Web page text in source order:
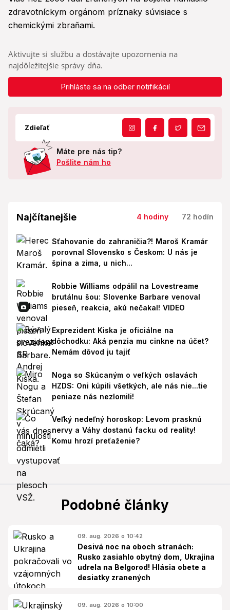
zdravotníckym orgánom príznaky súvisiace s
chemickými zbraňami.
Aktivujte si službu a dostávajte upozornenia na
najdôležitejšie správy dňa.
Prihláste sa na odber notifikácií
Zdieľať
Máte pre nás tip?
Pošlite nám ho
Najčítanejšie 4 hodiny 72 hodín
Sťahovanie do zahraničia?! Maroš Kramár
porovnal Slovensko s Českom: U nás je
špina a zima, u nich...
Robbie Williams odpálil na Lovestreame
brutálnu šou: Slovenke Barbare venoval
pieseň, reakcia, akú nečakal! VIDEO
Exprezident Kiska je oficiálne na
dôchodku: Aká penzia mu cinkne na účet?
Nemám dôvod ju tajiť
Noga so Skúcaným o veľkých oslavách
HZDS: Oni kúpili všetkých, ale nás nie...tie
peniaze nás nezlomili!
Veľký nedeľný horoskop: Levom prasknú
nervy a Váhy dostanú facku od reality!
Komu hrozí preťaženie?
Podobné články
09. aug. 2026 o 10:42
Desivá noc na oboch stranách:
Rusko zasiahlo obytný dom, Ukrajina
udrela na Belgorod! Hlásia obete a
desiatky zranených
09. aug. 2026 o 10:00